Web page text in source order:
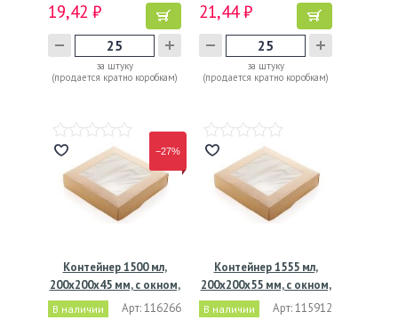
19,42 ₽
за штуку
(продается кратно коробкам)
21,44 ₽
за штуку
(продается кратно коробкам)
−27%
Контейнер 1500 мл,
200х200х45 мм, с окном,
В наличии Арт: 116266
Контейнер 1555 мл,
200х200х55 мм, с окном,
В наличии Арт: 115912